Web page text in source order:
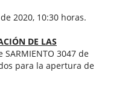
2020, 10:30 horas.
DE LAS
3047 de
para la apertura de